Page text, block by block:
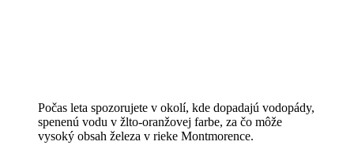
Počas leta spozorujete v okolí, kde dopadajú vodopády,
spenenú vodu v žlto-oranžovej farbe, za čo môže
vysoký obsah železa v rieke Montmorence.